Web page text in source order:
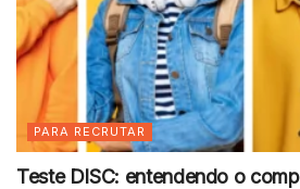
PARA RECRUTAR
Teste DISC: entendendo o